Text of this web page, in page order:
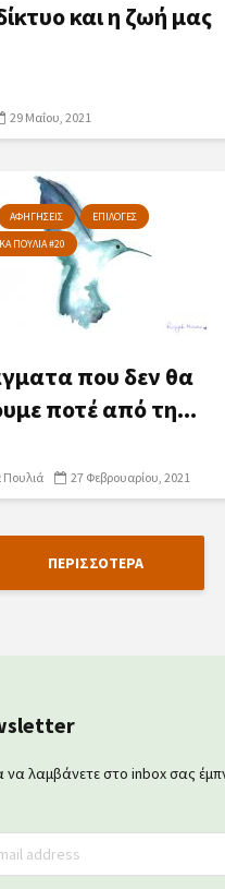
και η ζωή μας
29 Μαΐου, 2021
ΑΦΗΓΗΣΕΙΣ
ΕΠΙΛΟΓΕΣ
ΠΟΥΛΙΑ #20
που δεν θα
ποτέ από τη...
Πουλιά 27 Φεβρουαρίου, 2021
ΠΕΡΙΣΣΟΤΕΡΑ
να λαμβάνετε στο inbox σας